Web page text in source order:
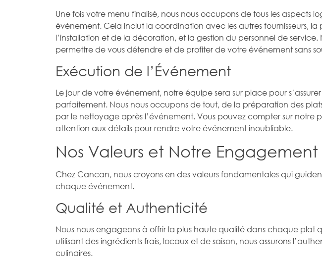
Une fois votre menu finalisé, nous nous occupons de tous les aspects
événement. Cela inclut la coordination avec les autres fournisseurs,
l’installation et de la décoration, et la gestion du personnel de service.
permettre de vous détendre et de profiter de votre événement sans
Exécution de l’Événement
Le jour de votre événement, notre équipe sera sur place pour
parfaitement. Nous nous occupons de tout, de la préparation des
par le nettoyage après l’événement. Vous pouvez compter sur notre
attention aux détails pour rendre votre événement inoubliable.
Nos Valeurs et Notre Engagement
Chez Cancan, nous croyons en des valeurs fondamentales qui
chaque événement.
Qualité et Authenticité
Nous nous engageons à offrir la plus haute qualité dans chaque plat
utilisant des ingrédients frais, locaux et de saison, nous assurons
culinaires.